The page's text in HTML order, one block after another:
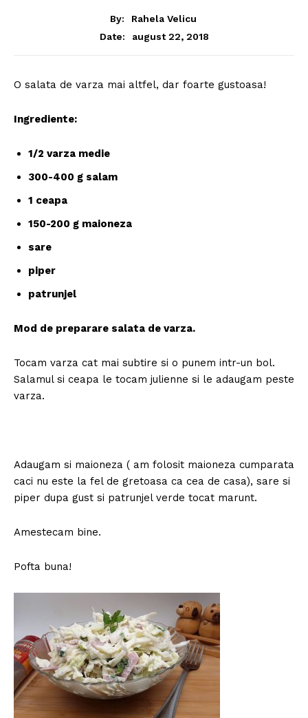
By:
Rahela Velicu
Date:
august 22, 2018
O salata de varza mai altfel, dar foarte gustoasa!
Ingrediente:
1/2 varza medie
300-400 g salam
1 ceapa
150-200 g maioneza
sare
piper
patrunjel
Mod de preparare salata de varza.
Tocam varza cat mai subtire si o punem intr-un bol.
Salamul si ceapa le tocam julienne si le adaugam peste
varza.
Adaugam si maioneza ( am folosit maioneza cumparata
caci nu este la fel de gretoasa ca cea de casa), sare si
piper dupa gust si patrunjel verde tocat marunt.
Amestecam bine.
Pofta buna!